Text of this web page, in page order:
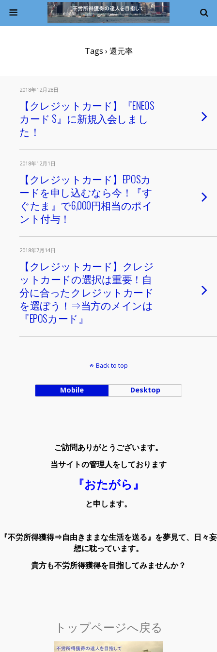
Tags › 還元率
2018年12月28日
【クレジットカード】『ENEOS
カード S』に新規入会しまし
た！
2018年12月1日
【クレジットカード】EPOSカ
ードを申し込むなら今！『す
ぐたま』で6,000円相当のポイ
ント付与！
2018年7月14日
【クレジットカード】クレジ
ットカードの選択は重要！自
分に合ったクレジットカード
を選ぼう！⇒当方のメインは
『EPOSカード』
Back to top
Mobile Desktop
ご訪問ありがとうございます。
当サイトの管理人をしております
『おたがら』
と申します。
『不労所得獲得⇒自由きままな生活を送る』を夢見て、日々妄
想に耽っています。
貴方も不労所得獲得を目指してみませんか？
トップページへ戻る